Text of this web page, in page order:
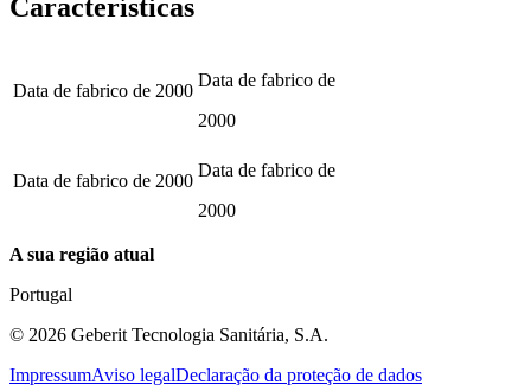
Características
Data de fabrico de 2000
Data de fabrico de
2000
Data de fabrico de 2000
Data de fabrico de
2000
A sua região atual
Portugal
© 2026 Geberit Tecnologia Sanitária, S.A.
ImpressumAviso legalDeclaração da proteção de dados